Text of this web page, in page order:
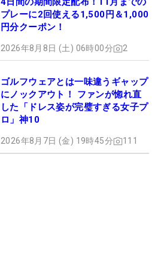
プレーに2回使える1,500円＆1,000
円分クーポン！
2026年8月8日 (土) 06時00分 2
ゴルフウェアとは一味違うギャップ
にノックアウト！ ファンが惚れ直
した「ドレス姿が完璧すぎる女子プ
ロ」神10
2026年8月7日 (金) 19時45分 111